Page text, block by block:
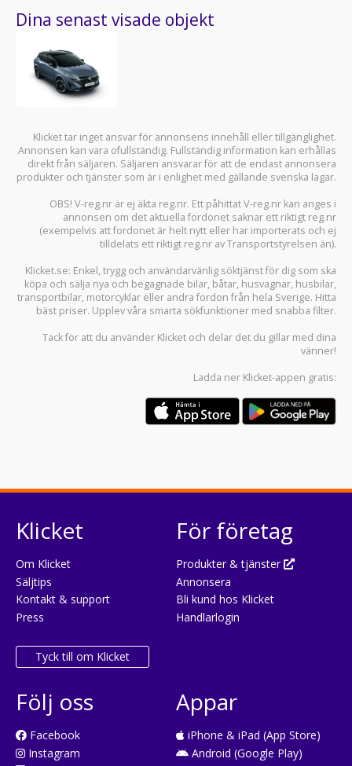
Dina senast visade objekt
Klicket tar inget ansvar för annonsens innehåll eller tillgänglighet.
Annonsen kan vara ofullständig. Fullständig information kan erhållas
direkt från säljaren. Säljaren ansvarar för att de endast annonsera
produkter och tjänster som är i enlighet med gällande svenska lagar.
OBS! V-reg.nr är ej äkta reg.nr. Ett påhittat V-reg.nr kan anges i
annonsen om det aktuella fordonet saknar ett riktigt reg.nr
(exempelvis att fordonet är helt nytt eller har importerats och ej
tilldelats ett riktigt reg.nr av Transportstyrelsen än).
Klicket.se: Enkel, trygg och användarvänlig söktjänst för dig som ska
köpa och sälja nya och begagnade bilar, båtar, husvagnar, husbilar,
transportbilar, motorcyklar eller andra fordon från hela Sverige. Hitta
bäst priser. Upplev våra smarta sökfunktioner med snabba filter.
Tack för att du använder Klicket och delar det du gillar med dina
vänner!
Ladda ner Klicket-appen gratis:
Klicket
Om Klicket
Säljtips
Kontakt & support
Press
Tyck till om Klicket
För företag
Produkter & tjänster
Annonsera
Bli kund hos Klicket
Handlarlogin
Följ oss
Facebook
Instagram
Appar
iPhone & iPad (App Store)
Android (Google Play)